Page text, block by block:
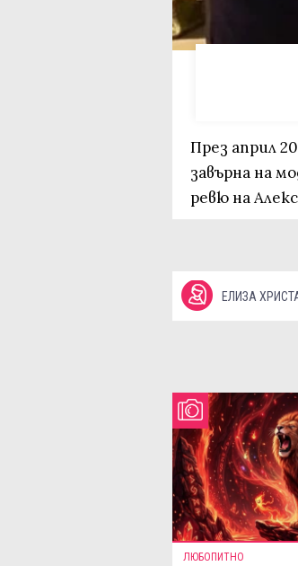
През април
завърна на
ревю на
ЕЛИЗА
ЛЮБОПИТНО